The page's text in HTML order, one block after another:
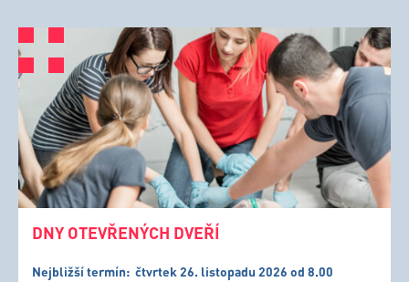
DNY OTEVŘENÝCH DVEŘÍ
Nejbližší termín: čtvrtek 26. listopadu 2026 od 8.00